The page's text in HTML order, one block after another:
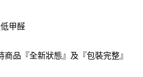
星展（台灣）商業銀行
哥大用戶可立即使用無須另外申請。
甲醛
品『全新狀態』及『包裝完整』